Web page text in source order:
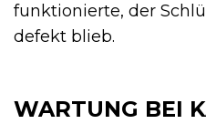
funktionierte, der
defekt blieb.
WARTUNG BEI